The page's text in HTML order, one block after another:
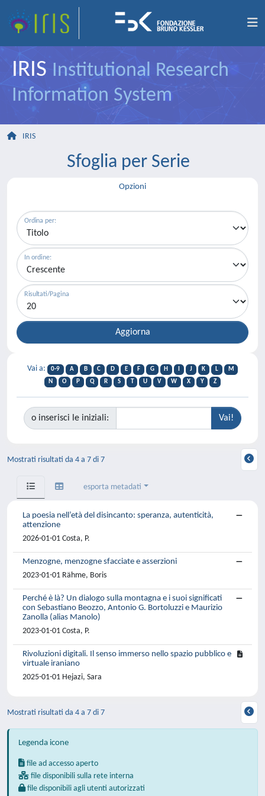
IRIS Institutional Research
Information System
IRIS
Sfoglia per Serie
Opzioni
Ordina per:
In ordine:
Risultati/Pagina
Vai a: 0-9 A B C D E F G H J K L
M
N
O P Q R S T U V W X Y Z
o inserisci le iniziali:
Mostrati risultati da 4 a 7 di 7
esporta metadati
La poesia nell’età del disincanto: speranza, autenticità,
attenzione
2026-01-01 Costa, P.
Menzogne, menzogne sfacciate e asserzioni
2023-01-01 Rähme, Boris
Perché è là? Un dialogo sulla montagna e i suoi significati
con Sebastiano Beozzo, Antonio G. Bortoluzzi e Maurizio
Zanolla (alias Manolo)
2023-01-01 Costa, P.
Rivoluzioni digitali. Il senso immerso nello spazio pubblico e
virtuale iraniano
2025-01-01 Hejazi, Sara
Mostrati risultati da 4 a 7 di 7
Legenda icone
file ad accesso aperto
file disponibili sulla rete interna
file disponibili agli utenti autorizzati